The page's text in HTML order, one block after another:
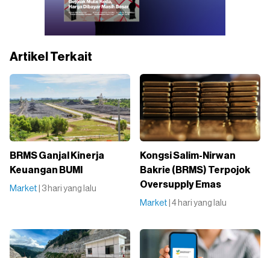
Artikel Terkait
BRMS Ganjal Kinerja
Keuangan BUMI
Market | 3 hari yang lalu
Kongsi Salim-Nirwan
Bakrie (BRMS) Terpojok
Oversupply Emas
Market | 4 hari yang lalu